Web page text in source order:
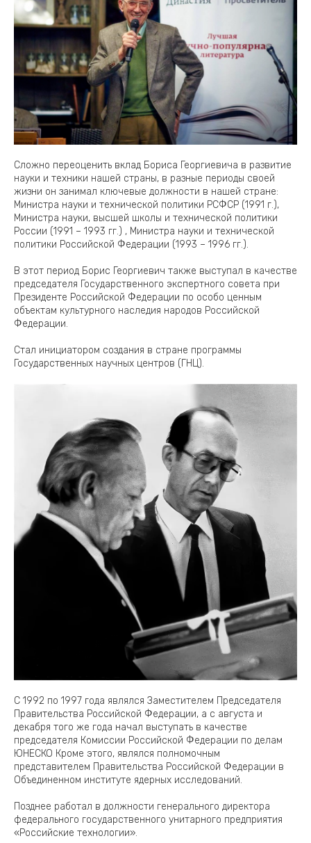
Сложно переоценить вклад Бориса Георгиевича в развитие
науки и техники нашей страны, в разные периоды своей
жизни он занимал ключевые должности в нашей стране:
Министра науки и технической политики РСФСР (1991 г.),
Министра науки, высшей школы и технической политики
России (1991 – 1993 гг.) , Министра науки и технической
политики Российской Федерации (1993 – 1996 гг.).
В этот период Борис Георгиевич также выступал в качестве
председателя Государственного экспертного совета при
Президенте Российской Федерации по особо ценным
объектам культурного наследия народов Российской
Федерации.
Стал инициатором создания в стране программы
Государственных научных центров (ГНЦ).
С 1992 по 1997 года являлся Заместителем Председателя
Правительства Российской Федерации, а с августа и
декабря того же года начал выступать в качестве
председателя Комиссии Российской Федерации по делам
ЮНЕСКО Кроме этого, являлся полномочным
представителем Правительства Российской Федерации в
Объединенном институте ядерных исследований.
Позднее работал в должности генерального директора
федерального государственного унитарного предприятия
«Российские технологии».